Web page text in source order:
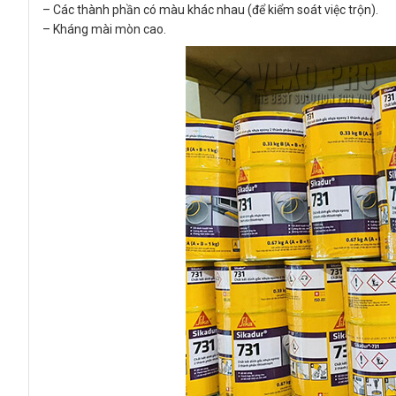
– Các thành phần có màu khác nhau (để kiểm soát việc trộn).
– Kháng mài mòn cao.